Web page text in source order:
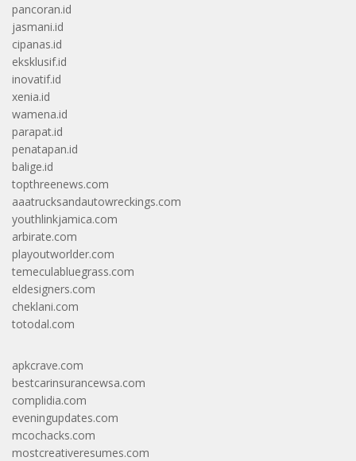
pancoran.id
jasmani.id
cipanas.id
eksklusif.id
inovatif.id
xenia.id
wamena.id
parapat.id
penatapan.id
balige.id
topthreenews.com
aaatrucksandautowreckings.com
youthlinkjamica.com
arbirate.com
playoutworlder.com
temeculabluegrass.com
eldesigners.com
cheklani.com
totodal.com
apkcrave.com
bestcarinsurancewsa.com
complidia.com
eveningupdates.com
mcochacks.com
mostcreativeresumes.com